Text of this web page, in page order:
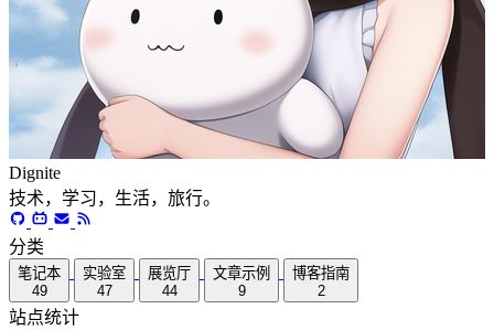
Dignite
技术，学习，生活，旅行。
分类
笔记本
49
实验室
47
展览厅
44
文章示例
9
博客指南
2
站点统计